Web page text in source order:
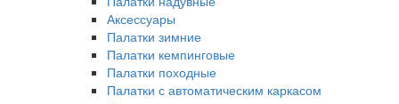
Аксессуары
Палатки зимние
Палатки кемпинговые
Палатки походные
Палатки с автоматическим каркасом